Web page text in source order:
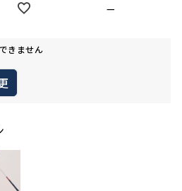
—
きません